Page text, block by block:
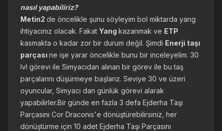
nasıl yapabiliriz?
Metin2 de öncelikle şunu söyleyim bol miktarda yang
ihtiyacınız olacak. Fakat Yang kazanmak ve ETP
kasmakta o kadar zor bir durum değil. Şimdi Enerji taşı
parçası ne işe yarar öncelikle bunu bir inceleyelim. 30
lvl görevi ile Simyacıdan alınan bir görev ile bu taş
parçalarını düşürmeye başlarız. Seviye 30 ve üzeri
oyuncular, Simyacı dan günlük görevi alarak
yapabilirler.Bir günde en fazla 3 defa Ejderha Taşı
Parçasını Cor Draconis'e dönüştürebilirsiniz, her
dönüştürme için 10 adet Ejderha Taşı Parçasını